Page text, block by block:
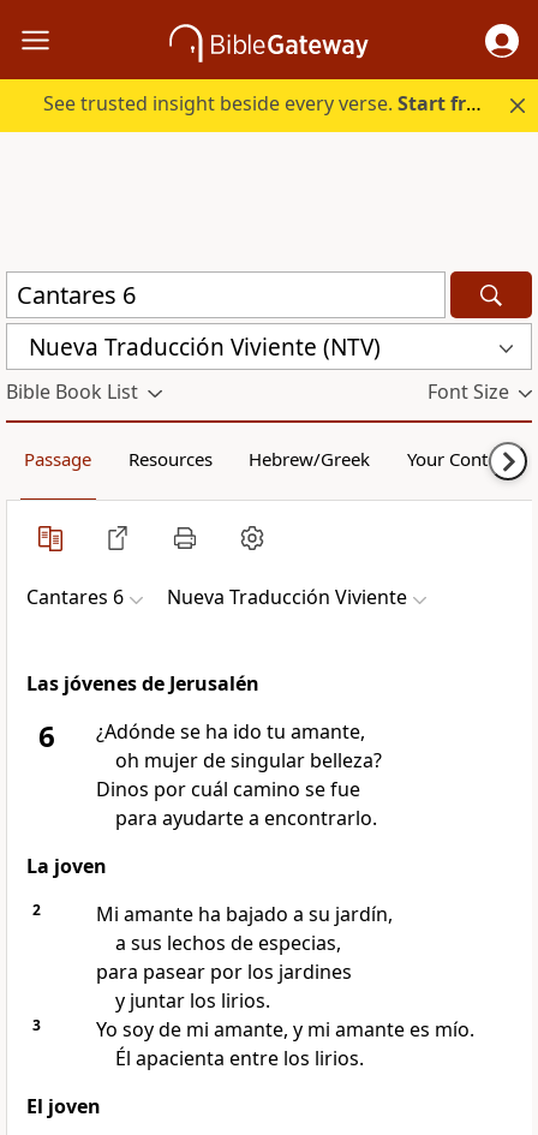
See trusted insight beside every verse.Start free.
Nueva Traducción Viviente (NTV)
Bible Book List Font Size
Passage Resources Hebrew/Greek Your Content
Cantares 6 Nueva Traducción Viviente
Las jóvenes de Jerusalén
6
¿Adónde se ha ido tu amante,
oh mujer de singular belleza?
Dinos por cuál camino se fue
para ayudarte a encontrarlo.
La joven
2
Mi amante ha bajado a su jardín,
a sus lechos de especias,
para pasear por los jardines
y juntar los lirios.
3
Yo soy de mi amante, y mi amante es mío.
Él apacienta entre los lirios.
El joven